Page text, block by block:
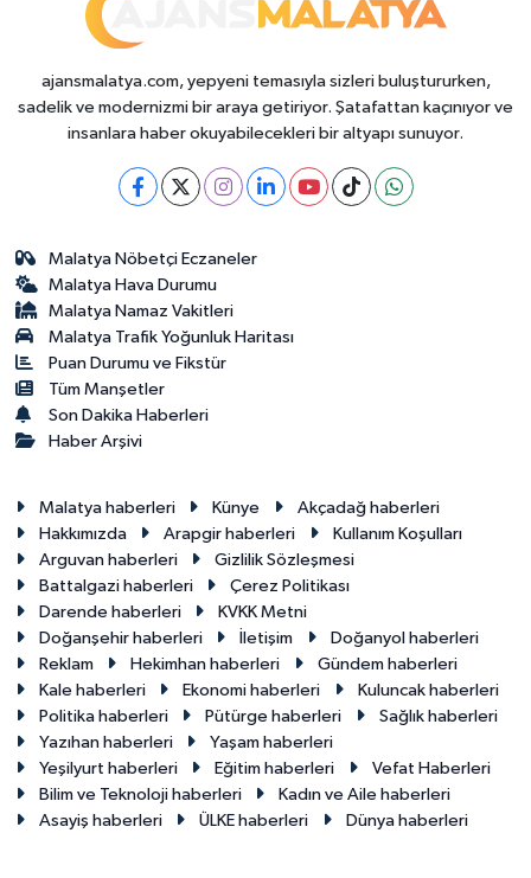
ajansmalatya.com, yepyeni temasıyla sizleri buluştururken,
sadelik ve modernizmi bir araya getiriyor. Şatafattan kaçınıyor ve
insanlara haber okuyabilecekleri bir altyapı sunuyor.
Malatya Nöbetçi Eczaneler
Malatya Hava Durumu
Malatya Namaz Vakitleri
Malatya Trafik Yoğunluk Haritası
Puan Durumu ve Fikstür
Tüm Manşetler
Son Dakika Haberleri
Haber Arşivi
Malatya haberleri Künye
Akçadağ haberleri
Hakkımızda
Arapgir haberleri
Kullanım Koşulları
Arguvan haberleri
Gizlilik Sözleşmesi
Battalgazi haberleri
Çerez Politikası
Darende haberleri
KVKK Metni
Doğanşehir haberleri
İletişim
Doğanyol haberleri
Reklam
Hekimhan haberleri
Gündem haberleri
Kale haberleri
Ekonomi haberleri
Kuluncak haberleri
Politika haberleri
Pütürge haberleri
Sağlık haberleri
Yazıhan haberleri
Yaşam haberleri
Yeşilyurt haberleri
Eğitim haberleri
Vefat Haberleri
Bilim ve Teknoloji haberleri
Kadın ve Aile haberleri
Asayiş haberleri
ÜLKE haberleri Dünya haberleri